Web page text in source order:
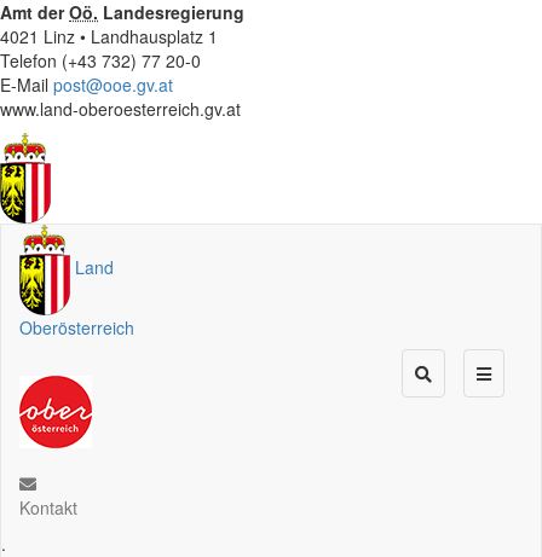
Amt derOö. Landesregierung
4021 Linz • Landhausplatz 1
Telefon (+43 732) 77 20-0
E-Mail post@ooe.gv.at
www.land-oberoesterreich.gv.at
Land
Oberösterreich
Kontakt
.